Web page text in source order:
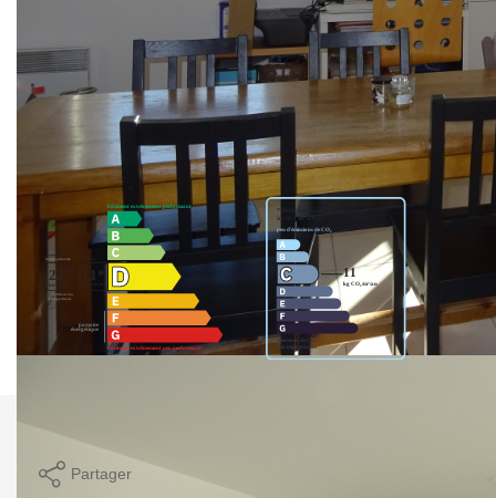
Appart F3, appartement F3
Petite Annonce Immobilière Achat Appartement 3 Pièces
Nos honoraires Nous contacter
Diagnostics énergétiques
Partager